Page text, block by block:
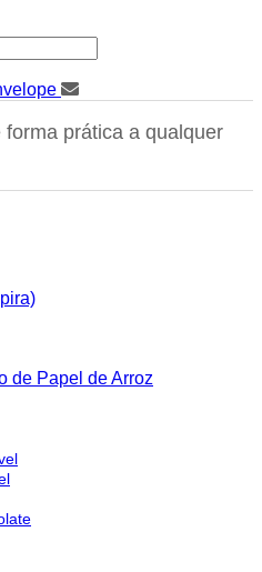
prática a qualquer
de Papel de Arroz